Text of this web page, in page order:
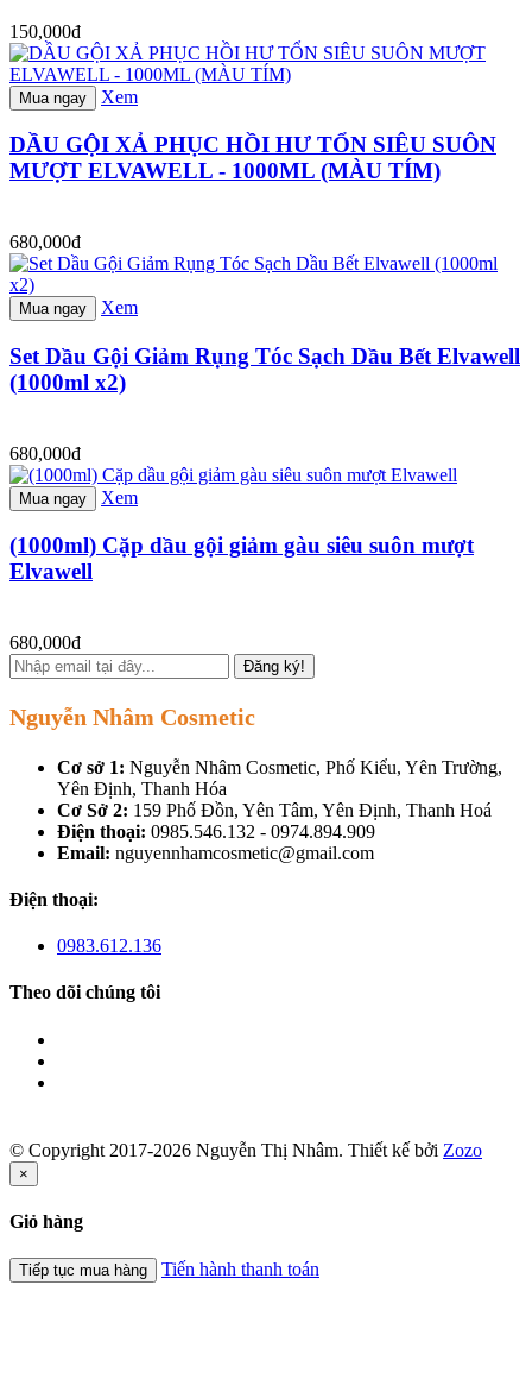
150,000đ
Mua ngay Xem
DẦU GỘI XẢ PHỤC HỒI HƯ TỔN SIÊU SUÔN
MƯỢT ELVAWELL - 1000ML (MÀU TÍM)
680,000đ
Mua ngay Xem
Set Dầu Gội Giảm Rụng Tóc Sạch Dầu Bết Elvawell
(1000ml x2)
680,000đ
Mua ngay Xem
(1000ml) Cặp dầu gội giảm gàu siêu suôn mượt
Elvawell
680,000đ
Đăng ký!
Nguyễn Nhâm Cosmetic
Cơ sở 1: Nguyễn Nhâm Cosmetic, Phố Kiểu, Yên Trường,
Yên Định, Thanh Hóa
Cơ Sở 2: 159 Phố Đồn, Yên Tâm, Yên Định, Thanh Hoá
Điện thoại: 0985.546.132 - 0974.894.909
Email: nguyennhamcosmetic@gmail.com
Điện thoại:
0983.612.136
Theo dõi chúng tôi
© Copyright 2017-2026 Nguyễn Thị Nhâm. Thiết kế bởi Zozo
×
Giỏ hàng
Tiếp tục mua hàng Tiến hành thanh toán